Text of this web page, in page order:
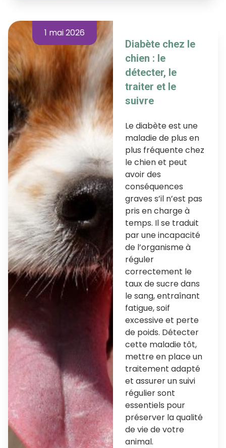
1 mai 2026
Diabète chez le
chien : le
détecter, le
traiter et le
suivre
Le diabète est une
maladie de plus en
plus fréquente chez
le chien et peut
avoir des
conséquences
graves s’il n’est pas
pris en charge à
temps. Il se traduit
par une incapacité
de l’organisme à
réguler
correctement le
taux de sucre dans
le sang, entraînant
fatigue, soif
excessive et perte
de poids. Détecter
cette maladie tôt,
mettre en place un
traitement adapté
et assurer un suivi
régulier sont
essentiels pour
préserver la qualité
de vie de votre
animal.